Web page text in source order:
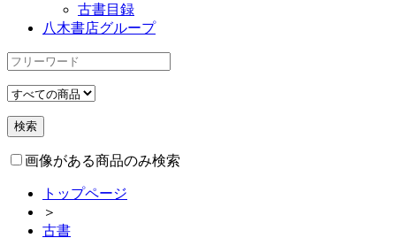
古書目録
八木書店グループ
画像がある商品のみ検索
トップページ
＞
古書